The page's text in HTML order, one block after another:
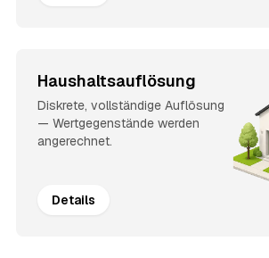
Haushaltsauflösung
Diskrete, vollständige Auflösung
— Wertgegenstände werden
angerechnet.
Details